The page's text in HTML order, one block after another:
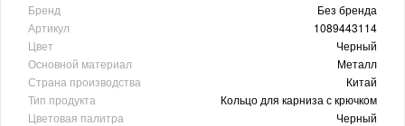
Бренд
Без бренда
Артикул
1089443114
Цвет
Черный
Основной материал
Металл
Страна производства
Китай
Тип продукта
Кольцо для карниза с крючком
Цветовая палитра
Черный